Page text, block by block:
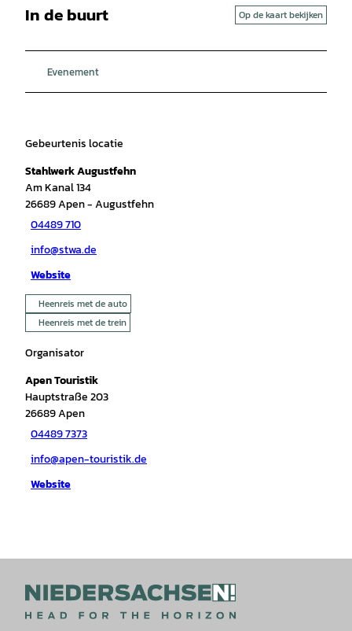
In de buurt Op de kaart bekijken
Evenement
Gebeurtenis locatie
Stahlwerk Augustfehn
Am Kanal 134
26689Apen- Augustfehn
04489 710
info@stwa.de
Website
Heenreis met de auto
Heenreis met de trein
Organisator
Apen Touristik
Hauptstraße 203
26689Apen
04489 7373
info@apen-touristik.de
Website